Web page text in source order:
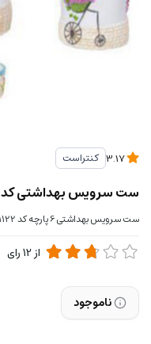
کنتراست
ست سرویس بهداشتی کد 1122
ست سرویس بهداشتی 6 پارچه کد 1122
از12رای
ناموجود